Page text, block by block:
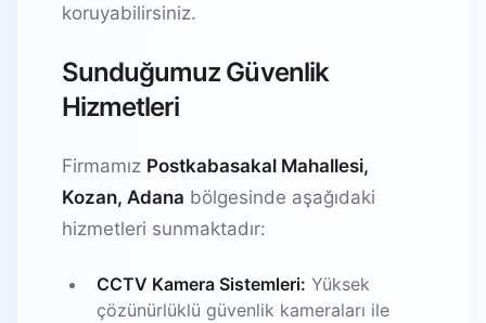
koruyabilirsiniz.
Sunduğumuz Güvenlik
Hizmetleri
Firmamız Postkabasakal Mahallesi,
Kozan, Adana bölgesinde aşağıdaki
hizmetleri sunmaktadır:
CCTV Kamera Sistemleri: Yüksek
çözünürlüklü güvenlik kameraları ile